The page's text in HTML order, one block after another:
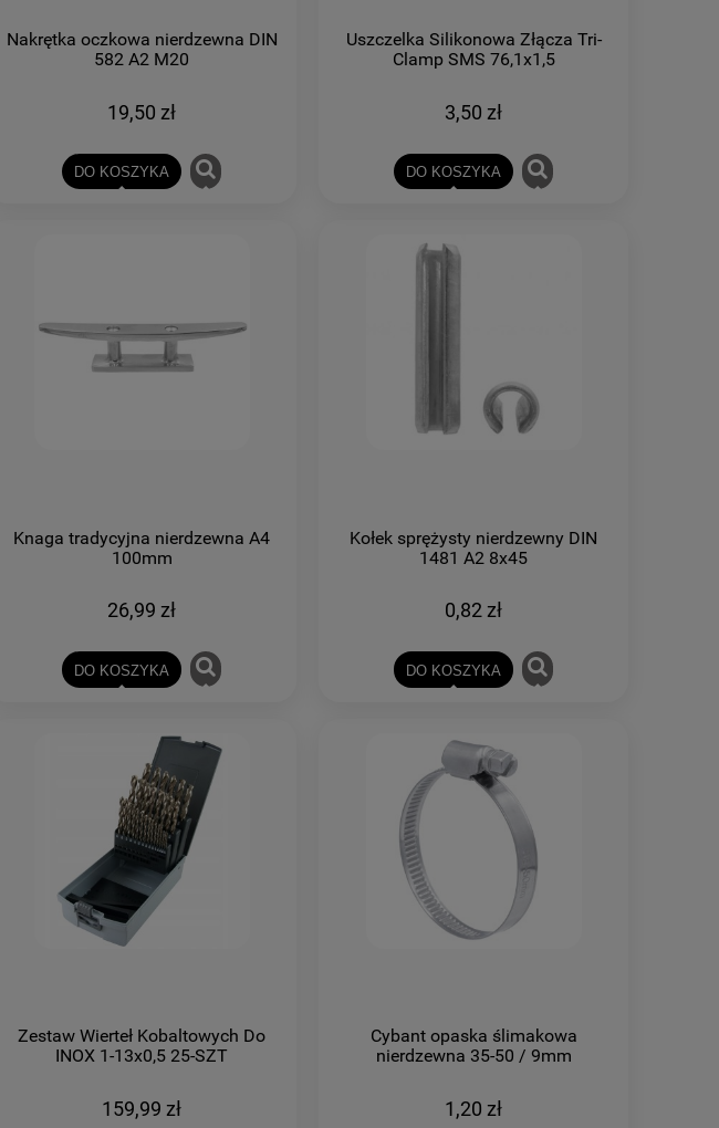
Nakrętka oczkowa nierdzewna DIN
582 A2 M20
19,50 zł
DO KOSZYKA
Uszczelka Silikonowa Złącza Tri-
Clamp SMS 76,1x1,5
3,50 zł
DO KOSZYKA
Knaga tradycyjna nierdzewna A4
100mm
26,99 zł
DO KOSZYKA
Kołek sprężysty nierdzewny DIN
1481 A2 8x45
0,82 zł
DO KOSZYKA
Zestaw Wierteł Kobaltowych Do
INOX 1-13x0,5 25-SZT
159,99 zł
Cybant opaska ślimakowa
nierdzewna 35-50 / 9mm
1,20 zł